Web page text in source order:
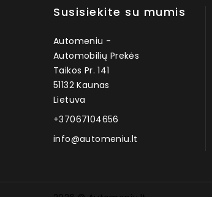
Susisiekite su mumis
Automeniu -
Automobilių Prekės
Taikos Pr. 141
51132 Kaunas
Lietuva
+37067104656
info@automeniu.lt